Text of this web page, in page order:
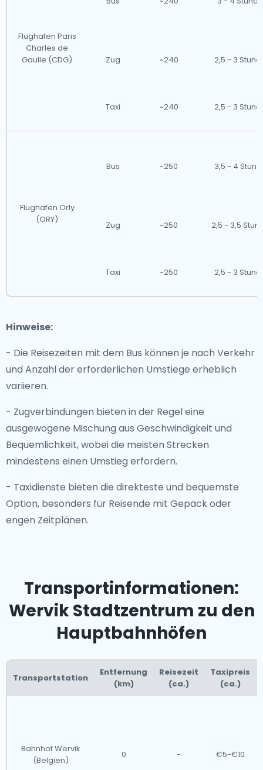
Flughafen Paris
Charles de
Gaulle (CDG)
Zug ~240 2,5 - 3
Taxi ~240 2,5 - 3
Flughafen Orly
(ORY)
Bus ~250 3,5 - 4
Zug ~250 2,5 - 3,5
Taxi ~250 2,5 - 3
Hinweise:
- Die Reisezeiten mit dem Bus können je nach Verkehr
und Anzahl der erforderlichen Umstiege erheblich
variieren.
- Zugverbindungen bieten in der Regel eine
ausgewogene Mischung aus Geschwindigkeit und
Bequemlichkeit, wobei die meisten Strecken
mindestens einen Umstieg erfordern.
- Taxidienste bieten die direkteste und bequemste
Option, besonders für Reisende mit Gepäck oder
engen Zeitplänen.
Transportinformationen:
Wervik Stadtzentrum zu den
Hauptbahnhöfen
Transportstation
Entfernung
(km)
Reisezeit
(ca.)
Taxipreis
(ca.)
Bahnhof Wervik
(Belgien)
0 - €5-€10